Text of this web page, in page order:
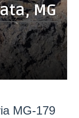
MG
MG-179